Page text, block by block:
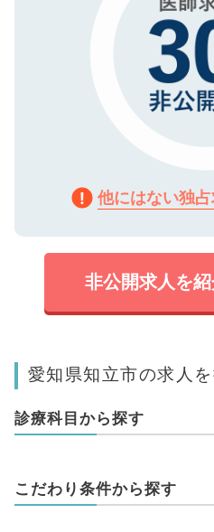
他にはない独
非公開求人を
愛知県知立市の求人
診療科目から探す
こだわり条件から探す